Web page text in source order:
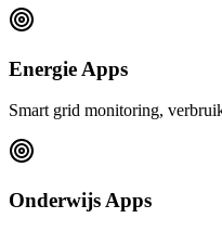
Energie Apps
Smart grid monitoring,
Onderwijs Apps